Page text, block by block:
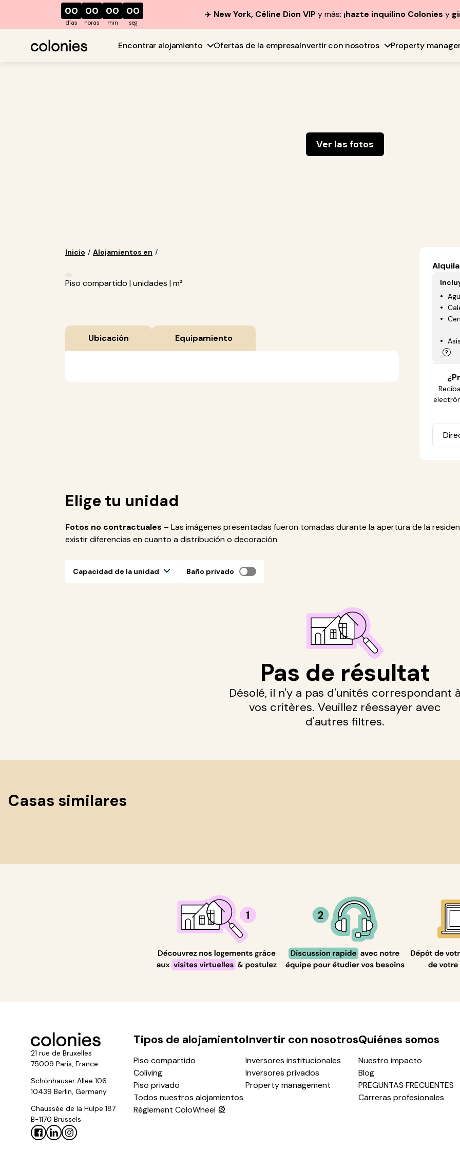
00
días
00
horas
00
min
00
seg
✈️ New York, Céline Dion VIPy más: ¡hazte inquilino Colonies y
Encontrar alojamiento Ofertas de la empresaInvertir con nosotros Property
Ver las fotos
Inicio / Alojamientos en /
Piso compartido | unidades | m²
Ubicación Equipamiento
Elige tu unidad
Fotos no contractuales – Las imágenes presentadas fueron tomadas durante la apertura de la
existir diferencias en cuanto a distribución o decoración.
Capacidad de la unidad Baño privado
Pas de résultat
Désolé, il n'y a pas d'unités correspondant
vos critères. Veuillez réessayer avec
d'autres filtres.
Casas similares
21 rue de Bruxelles
75009 Paris, France
Schönhauser Allee 106
10439 Berlin, Germany
Chaussée de la Hulpe 187
B-1170 Brussels
Tipos de alojamiento
Piso compartido
Coliving
Piso privado
Todos nuestros alojamientos
Règlement ColoWheel 🎡
Invertir con nosotros
Inversores institucionales
Inversores privados
Property management
Quiénes somos
Nuestro impacto
Blog
PREGUNTAS FRECUENTES
Carreras profesionales